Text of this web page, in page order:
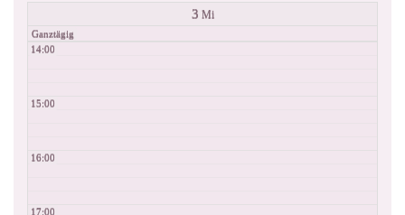
3 Mi
Ganztägig
14:00
15:00
16:00
17:00